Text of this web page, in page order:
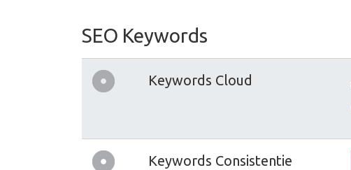
SEO Keywords
Keywords Cloud
Keywords Consistentie